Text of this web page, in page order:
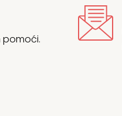
pomoći.